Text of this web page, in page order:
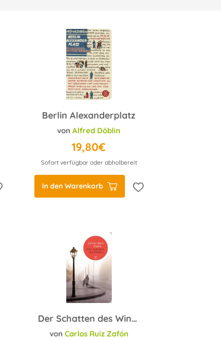
Berlin Alexanderplatz
vonAlfred Döblin
19,80€
Sofort verfügbar oder abholbereit
In den Warenkorb
Der Schatten des Windes
von Carlos Ruiz Zafón